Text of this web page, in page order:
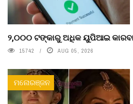
୨,୦୦୦ ଟଙ୍କାରୁ ଅଧିକ ୟୁପିଆଇ
15742 AUG 05, 2026
ମନୋରଞ୍ଜନ